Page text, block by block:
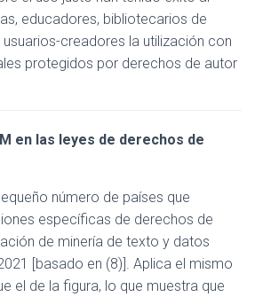
educadores, bibliotecarios de
creadores la utilización con
protegidos por derechos de autor
en las leyes de derechos de
número de países que
específicas de derechos de
de minería de texto y datos
[basado en (8)]. Aplica el mismo
el de la figura, lo que muestra que